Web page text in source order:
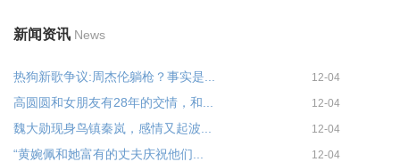
新闻资讯 News
热狗新歌争议:周杰伦躺枪？事实是... 12-04
高圆圆和女朋友有28年的交情，和... 12-04
魏大勋现身鸟镇秦岚，感情又起波... 12-04
“黄婉佩和她富有的丈夫庆祝他们... 12-04